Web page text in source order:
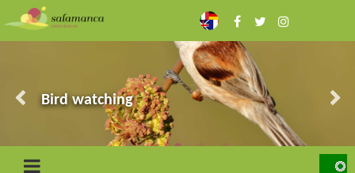
to
The Arribes
Ciudad Rodrigo and the Border
Bird watching
Sierra de Francia
The fighting bull and the dehesas